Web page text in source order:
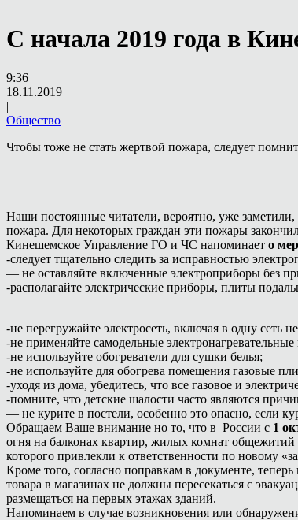
С начала 2019 года в
9:36
18.11.2019
|
Общество
Чтобы тоже не стать жертвой пожара, следует
Наши постоянные читатели, вероятно, уже
пожара. Для некоторых граждан эти пожары
Кинешемское Управление ГО и ЧС напоминает о
-следует тщательно следить за исправностью
— не оставляйте включенные электроприборы без
-располагайте электрические приборы, плиты
-не перегружайте электросеть, включая в одну
-не применяйте самодельные
-не используйте обогреватели для сушки белья;
-не используйте для обогрева помещения газовые
-уходя из дома, убедитесь, что все газовое и
-помните, что детские шалости часто являются
— не курите в постели, особенно это опасно, если
Обращаем Ваше внимание но то, что в России с 1
огня на балконах квартир, жилых комнат
которого привлекли к ответственности по новому
Кроме того, согласно поправкам в документе,
товара в магазинах не должны пересекаться с
размещаться на первых этажах зданий.
Напоминаем в случае возникновения или